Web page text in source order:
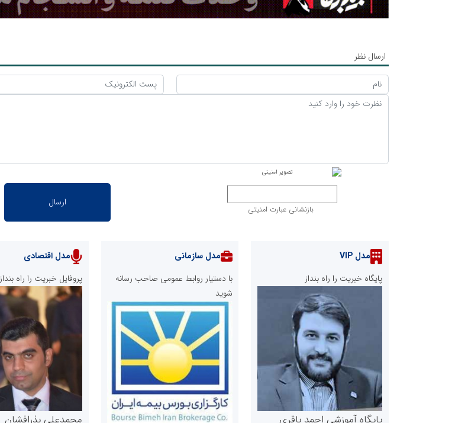
ارسال نظر
بازنشانی عبارت امنیتی
مدل VIP
پایگاه خبریت را راه بنداز
پایگاه آموزشی احمد باقری
مدل سازمانی
با دستیار روابط عمومی صاحب رسانه
شوید
مدل اقتصادی
پروفایل خبریت را راه بنداز
محمدعلی بذرافشان